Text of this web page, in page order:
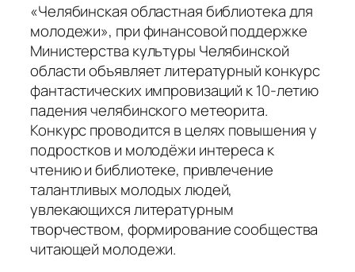
«Челябинская областная библиотека для
молодежи», при финансовой поддержке
Министерства культуры Челябинской
области объявляет литературный конкурс
фантастических импровизаций к 10-летию
падения челябинского метеорита.
Конкурс проводится в целях повышения у
подростков и молодёжи интереса к
чтению и библиотеке, привлечение
талантливых молодых людей,
увлекающихся литературным
творчеством, формирование сообщества
читающей молодежи.